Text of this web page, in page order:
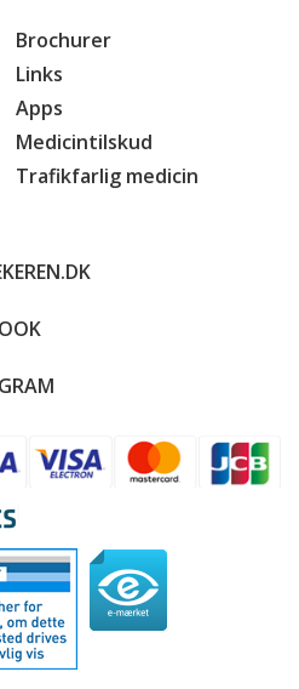
Brochurer
Links
Apps
Medicintilskud
Trafikfarlig medicin